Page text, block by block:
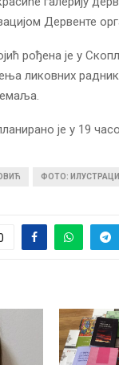
Дервенте
рођена је у
ликовних
је у 19
ФОТО: